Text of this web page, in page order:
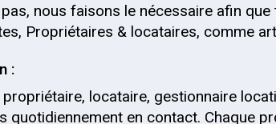
pas, nous faisons le nécessaire afin
Propriétaires & locataires, comme
:
locataire, gestionnaire
quotidiennement en contact. Chaque